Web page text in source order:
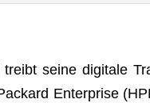
treibt seine digi­tale
Enter­prise